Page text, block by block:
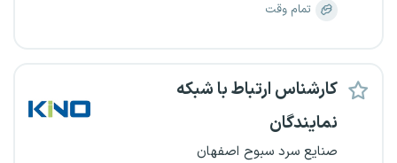
تمام وقت
کارشناس ارتباط با شبکه
نمایندگان
صنایع سرد سبوح اصفهان